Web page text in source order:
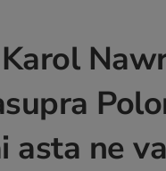
asta ne